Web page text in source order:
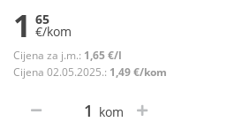
1 65
€/kom
Cijena za j.m.: 1,65 €/l
Cijena 02.05.2025.: 1,49 €/kom
kom